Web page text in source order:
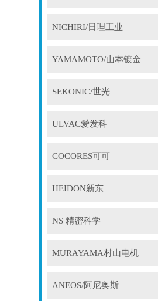
NICHIRI/日理工业
YAMAMOTO/山本镀金
SEKONIC/世光
ULVAC爱发科
COCORES可可
HEIDON新东
NS 精密科学
MURAYAMA村山电机
ANEOS/阿尼奥斯